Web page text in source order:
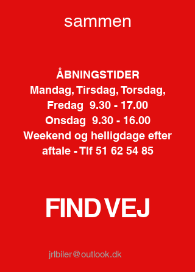
sammen
ÅBNINGSTIDER
Mandag, Tirsdag, Torsdag,
Fredag 9.30 - 17.00
Onsdag 9.30 - 16.00
Weekend og helligdage efter
aftale - Tlf 51 62 54 85
FIND VEJ
jrlbiler@outlook.dk